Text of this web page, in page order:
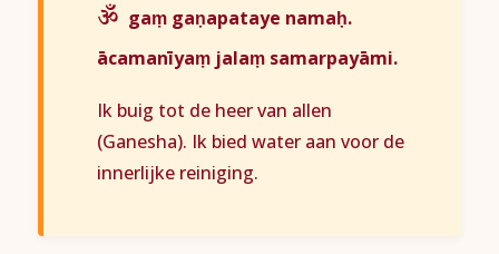
ॐ gaṃ gaṇapataye namaḥ.
ācamanīyaṃ jalaṃ samarpayāmi.
Ik buig tot de heer van allen
(Ganesha). Ik bied water aan voor de
innerlijke reiniging.